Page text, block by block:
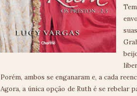
Porém, ambos se enganaram e, a cada
Agora, a única opção de Ruth é se rebelar